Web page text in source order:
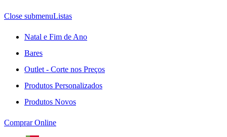
Close submenuListas
Natal e Fim de Ano
Bares
Outlet - Corte nos Preços
Produtos Personalizados
Produtos Novos
Comprar Online